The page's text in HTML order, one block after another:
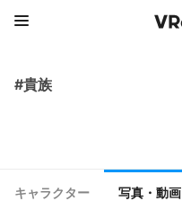
#貴族
キャラクター 写真・動画